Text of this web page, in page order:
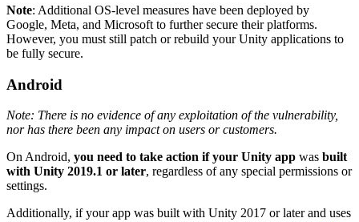
Note: Additional OS-level measures have been deployed by
Google, Meta, and Microsoft to further secure their platforms.
However, you must still patch or rebuild your Unity applications to
be fully secure.
Android
Note: There is no evidence of any exploitation of the vulnerability,
nor has there been any impact on users or customers.
On Android, you need to take action if your Unity app was built
with Unity 2019.1 or later, regardless of any special permissions or
settings.
Additionally, if your app was built with Unity 2017 or later and uses